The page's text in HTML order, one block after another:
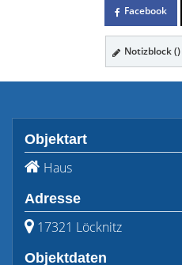
Facebook
Notizblock ()
Objektart
Haus
Adresse
17321 Löcknitz
Objektdaten